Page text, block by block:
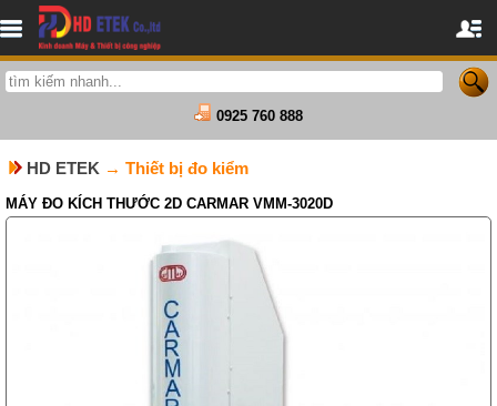
0925 760 888
HD ETEK → Thiết bị đo kiểm
MÁY ĐO KÍCH THƯỚC 2D CARMAR VMM-3020D